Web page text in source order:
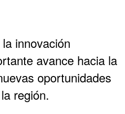
innovación
avance hacia la
oportunidades
región.